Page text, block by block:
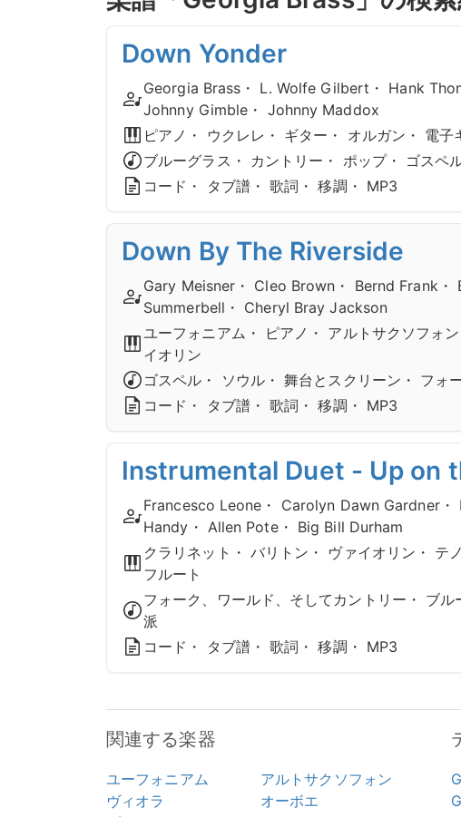
Down Yonder
Georgia Brass・ L. Wolfe Gilbert・ Hank
Johnny Gimble・ Johnny Maddox
ピアノ・ ウクレレ・ ギター・ オルガン・ 電
ブルーグラス・ カントリー・ ポップ・ ゴスペ
コード・ タブ譜・ 歌詞・ 移調・ MP3
Down By The Riverside
Gary Meisner・ Cleo Brown・ Bernd Frank
Summerbell・ Cheryl Bray Jackson
ユーフォニアム・ ピアノ・ アルトサクソフォ
イオリン
ゴスペル・ ソウル・ 舞台とスクリーン・ フォ
コード・ タブ譜・ 歌詞・ 移調・ MP3
Instrumental Duet - Up on
Francesco Leone・ Carolyn Dawn Gardner・
Handy・ Allen Pote・ Big Bill Durham
クラリネット・ バリトン・ ヴァイオリン・ テ
フルート
フォーク、ワールド、そしてカントリー・ ブ
派
コード・ タブ譜・ 歌詞・ 移調・ MP3
関連する楽器
ユーフォニアム
アルトサクソフォン
ヴィオラ
オーボエ